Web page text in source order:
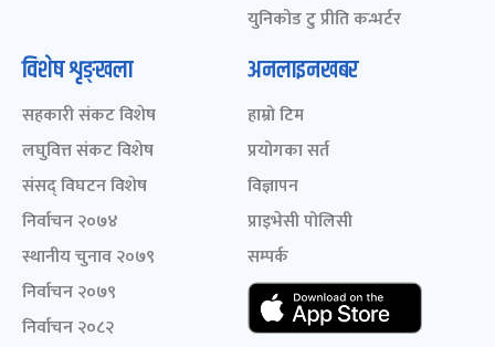
युनिकोड टु प्रीति कन्भर्टर
विशेष शृङ्खला
सहकारी संकट विशेष
लघुवित्त संकट विशेष
संसद् विघटन विशेष
निर्वाचन २०७४
स्थानीय चुनाव २०७९
निर्वाचन २०७९
निर्वाचन २०८२
अनलाइनखबर
हाम्रो टिम
प्रयोगका सर्त
विज्ञापन
प्राइभेसी पोलिसी
सम्पर्क